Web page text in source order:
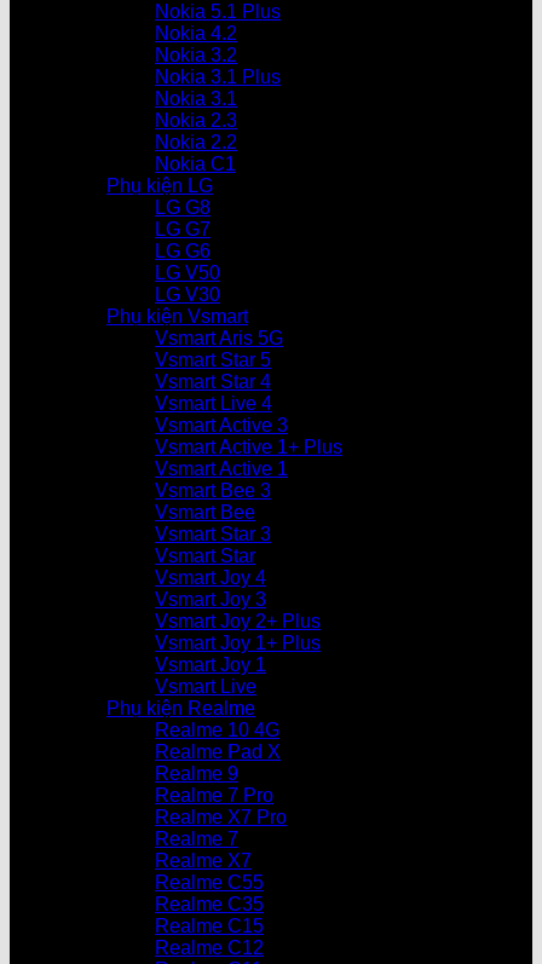
Nokia 5.1 Plus
Nokia 4.2
Nokia 3.2
Nokia 3.1 Plus
Nokia 3.1
Nokia 2.3
Nokia 2.2
Nokia C1
Phụ kiện LG
LG G8
LG G7
LG G6
LG V50
LG V30
Phụ kiện Vsmart
Vsmart Aris 5G
Vsmart Star 5
Vsmart Star 4
Vsmart Live 4
Vsmart Active 3
Vsmart Active 1+ Plus
Vsmart Active 1
Vsmart Bee 3
Vsmart Bee
Vsmart Star 3
Vsmart Star
Vsmart Joy 4
Vsmart Joy 3
Vsmart Joy 2+ Plus
Vsmart Joy 1+ Plus
Vsmart Joy 1
Vsmart Live
Phụ kiện Realme
Realme 10 4G
Realme Pad X
Realme 9
Realme 7 Pro
Realme X7 Pro
Realme 7
Realme X7
Realme C55
Realme C35
Realme C15
Realme C12